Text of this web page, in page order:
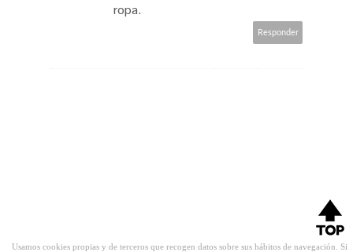
ropa.
Responder
Usamos cookies propias y de terceros que recogen datos sobre sus hábitos de navegación. Si